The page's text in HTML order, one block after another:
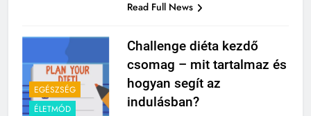
Read Full News
EGÉSZSÉG
ÉLETMÓD
Challenge diéta kezdő
csomag – mit tartalmaz és
hogyan segít az
indulásban?